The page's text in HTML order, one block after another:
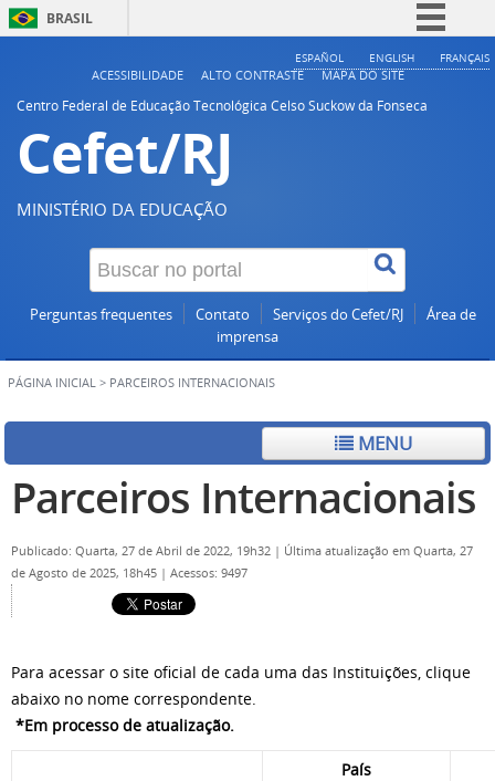
BRASIL
Simplifique!
ESPAÑOL ENGLISH FRANÇAIS
ACESSIBILIDADE ALTO CONTRASTE
MAPA DO SITE
Centro Federal de Educação Tecnológica Celso Suckow da Fonseca
Cefet/RJ
MINISTÉRIO DA EDUCAÇÃO
Perguntas frequentes Contato Serviços do Cefet/RJ
Área de
imprensa
PÁGINA INICIAL > PARCEIROS INTERNACIONAIS
MENU
Parceiros Internacionais
Publicado: Quarta, 27 de Abril de 2022, 19h32 | Última atualização em Quarta, 27
de Agosto de 2025, 18h45 | Acessos: 9497
Para acessar o site oficial de cada uma das Instituições, clique
abaixo no nome correspondente.
*Em processo de atualização.
País